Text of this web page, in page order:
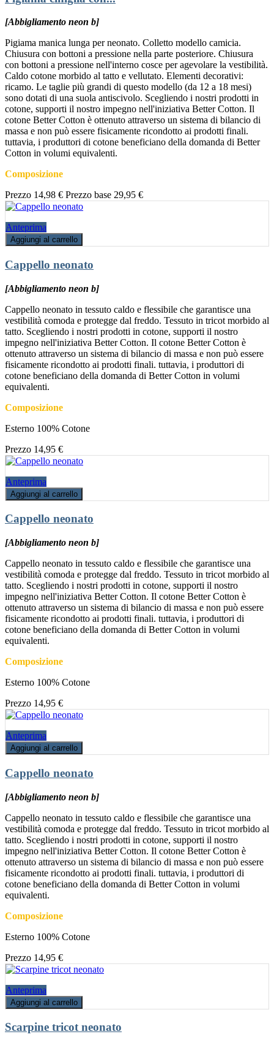
[Abbigliamento neon b]
Pigiama manica lunga per neonato. Colletto modello camicia.
Chiusura con bottoni a pressione nella parte posteriore. Chiusura
con bottoni a pressione nell'interno cosce per agevolare la vestibilità.
Caldo cotone morbido al tatto e vellutato. Elementi decorativi:
ricamo. Le taglie più grandi di questo modello (da 12 a 18 mesi)
sono dotati di una suola antiscivolo. Scegliendo i nostri prodotti in
cotone, supporti il nostro impegno nell'iniziativa Better Cotton. Il
cotone Better Cotton è ottenuto attraverso un sistema di bilancio di
massa e non può essere fisicamente ricondotto ai prodotti finali.
tuttavia, i produttori di cotone beneficiano della domanda di Better
Cotton in volumi equivalenti.
Composizione
Prezzo 14,98 € Prezzo base 29,95 €
Anteprima
Aggiungi al carrello
Cappello neonato
[Abbigliamento neon b]
Cappello neonato in tessuto caldo e flessibile che garantisce una
vestibilità comoda e protegge dal freddo. Tessuto in tricot morbido al
tatto. Scegliendo i nostri prodotti in cotone, supporti il nostro
impegno nell'iniziativa Better Cotton. Il cotone Better Cotton è
ottenuto attraverso un sistema di bilancio di massa e non può essere
fisicamente ricondotto ai prodotti finali. tuttavia, i produttori di
cotone beneficiano della domanda di Better Cotton in volumi
equivalenti.
Composizione
Esterno 100% Cotone
Prezzo 14,95 €
Anteprima
Aggiungi al carrello
Cappello neonato
[Abbigliamento neon b]
Cappello neonato in tessuto caldo e flessibile che garantisce una
vestibilità comoda e protegge dal freddo. Tessuto in tricot morbido al
tatto. Scegliendo i nostri prodotti in cotone, supporti il nostro
impegno nell'iniziativa Better Cotton. Il cotone Better Cotton è
ottenuto attraverso un sistema di bilancio di massa e non può essere
fisicamente ricondotto ai prodotti finali. tuttavia, i produttori di
cotone beneficiano della domanda di Better Cotton in volumi
equivalenti.
Composizione
Esterno 100% Cotone
Prezzo 14,95 €
Anteprima
Aggiungi al carrello
Cappello neonato
[Abbigliamento neon b]
Cappello neonato in tessuto caldo e flessibile che garantisce una
vestibilità comoda e protegge dal freddo. Tessuto in tricot morbido al
tatto. Scegliendo i nostri prodotti in cotone, supporti il nostro
impegno nell'iniziativa Better Cotton. Il cotone Better Cotton è
ottenuto attraverso un sistema di bilancio di massa e non può essere
fisicamente ricondotto ai prodotti finali. tuttavia, i produttori di
cotone beneficiano della domanda di Better Cotton in volumi
equivalenti.
Composizione
Esterno 100% Cotone
Prezzo 14,95 €
Anteprima
Aggiungi al carrello
Scarpine tricot neonato